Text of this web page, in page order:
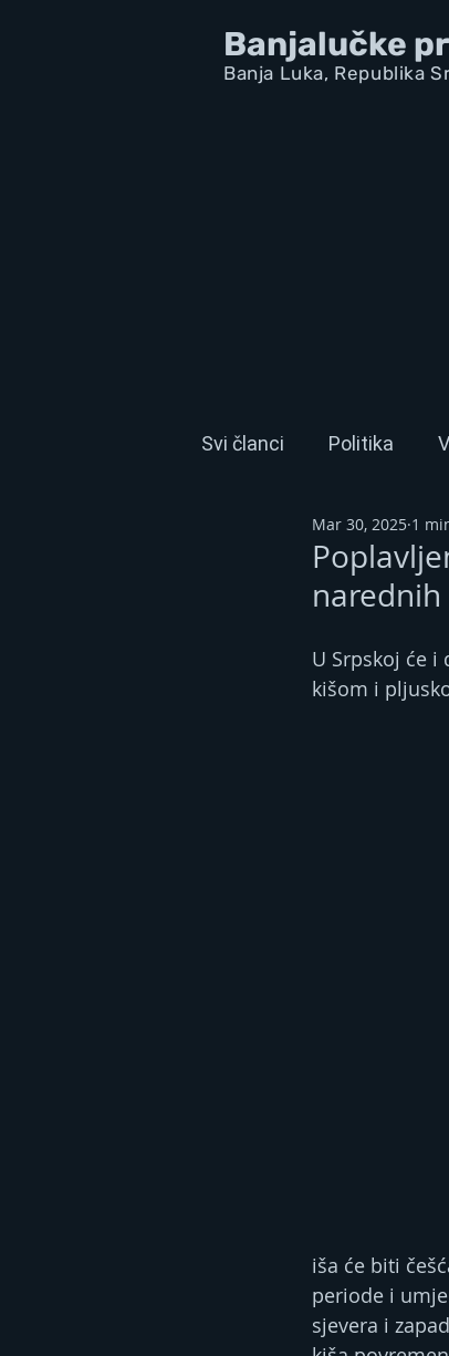
Banjalučke
Banja Luka, Republika
Svi članci Politika
narednih
Mar 30, 2025 1
U Srpskoj će
kišom i
iša će biti
periode i
sjevera i